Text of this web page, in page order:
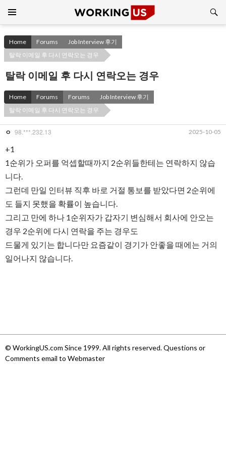
CONTENT
Home Forums
Job Interview 후기
탈락 이메일 후 다시 연락오는 경우
탈락 이메일 후 다시 연락오는 경우
Home Forums Forums
Job Interview 후기
탈락 이메일 후 다시 연락오는 경우
ㅇ 98.***.232.13 2025-10-05
+1
1순위가 오퍼를 억셉할때까지 2순위들한테는 연락하지 않습
니다.
그런데 만일 인터뷰 직후 바로 거절 통보를 받았다면 2순위에
도 들지 못했을 확률이 높습니다.
그리고 만에 하나 1순위자가 갑자기 변심해서 회사에 안오는
경우 2순위에 다시 연락을 주는 경우도
드물게 있기는 합니다만 요즘같이 경기가 안좋을 때에는 거의
일어나지 않습니다.
© WorkingUS.com Since 1999. All rights reserved. Questions or
Comments email to Webmaster